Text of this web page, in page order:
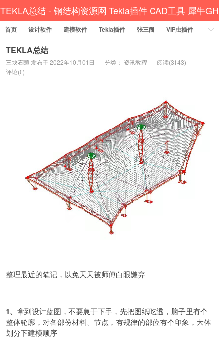
TEKLA总结 - 钢结构资源网 Tekla插件 CAD工具 犀牛GH
汉化 套料
首页 设计软件 建模软件 Tekla插件 张三阁
VIP虫插件
CAD插件
定尺提料
资讯教程
工程模型 关于网站
TEKLA总结
三块石頭 发布于 2022年10月01日 分类： 资讯教程
阅读(3143)
评论(0)
整理最近的笔记，以免天天被师傅白眼嫌弃
1、 拿到设计蓝图，不要急于下手，先把图纸吃透，脑子里有个
整体轮廓，对各部份材料、节点，有规律的部位有个印象，大体
划分下建模顺序